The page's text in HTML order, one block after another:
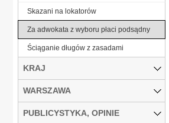
Skazani na lokatorów
Za adwokata z wyboru płaci podsądny
Ściąganie długów z zasadami
KRAJ
WARSZAWA
PUBLICYSTYKA, OPINIE